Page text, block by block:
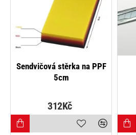
Sendvičová stěrka na PPF
5cm
312Kč